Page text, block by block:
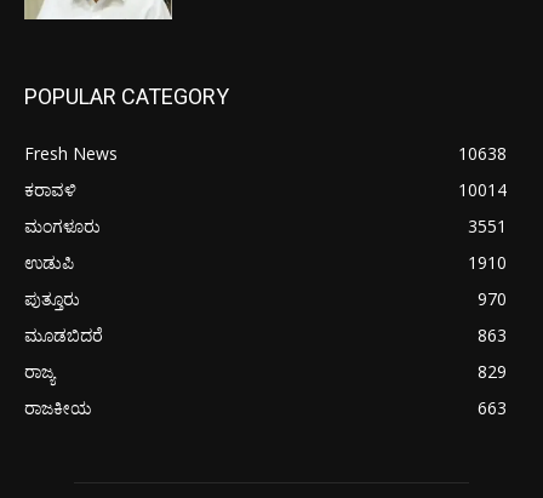
POPULAR CATEGORY
Fresh News
10638
ಕರಾವಳಿ
10014
ಮಂಗಳೂರು
3551
ಉಡುಪಿ
1910
ಪುತ್ತೂರು
970
ಮೂಡಬಿದರೆ
863
ರಾಜ್ಯ
829
ರಾಜಕೀಯ
663